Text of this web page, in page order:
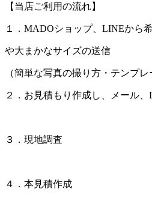
【当店ご利用の流れ】
１．MADOショップ、LINEから
や大まかなサイズの送信
（簡単な写真の撮り方・テンプ
２．お見積もり作成し、メール
３．現地調査
４．本見積作成